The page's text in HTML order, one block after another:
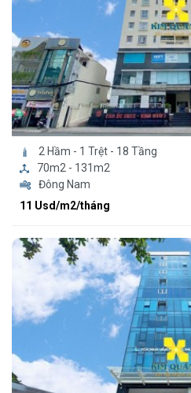
2 Hầm - 1 Trệt - 18 Tầng
70m2 - 131m2
Đông Nam
11 Usd/m2/tháng